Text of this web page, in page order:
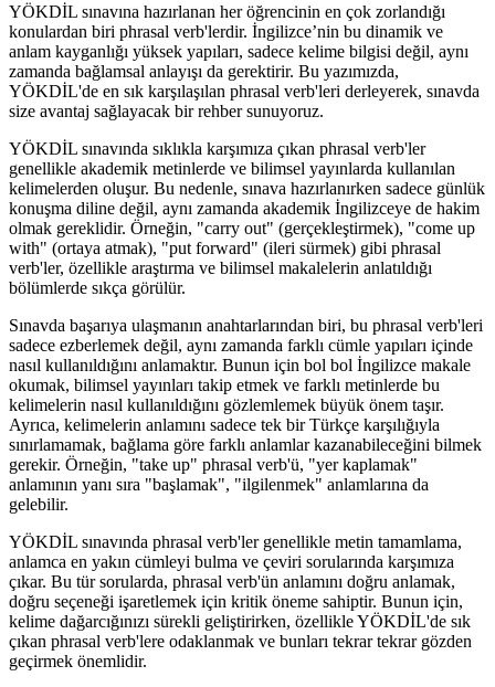
YÖKDİL sınavına hazırlanan her öğrencinin en çok zorlandığı
konulardan biri phrasal verb'lerdir. İngilizce’nin bu dinamik ve
anlam kayganlığı yüksek yapıları, sadece kelime bilgisi değil, aynı
zamanda bağlamsal anlayışı da gerektirir. Bu yazımızda,
YÖKDİL'de en sık karşılaşılan phrasal verb'leri derleyerek, sınavda
size avantaj sağlayacak bir rehber sunuyoruz.
YÖKDİL sınavında sıklıkla karşımıza çıkan phrasal verb'ler
genellikle akademik metinlerde ve bilimsel yayınlarda kullanılan
kelimelerden oluşur. Bu nedenle, sınava hazırlanırken sadece günlük
konuşma diline değil, aynı zamanda akademik İngilizceye de hakim
olmak gereklidir. Örneğin, "carry out" (gerçekleştirmek), "come up
with" (ortaya atmak), "put forward" (ileri sürmek) gibi phrasal
verb'ler, özellikle araştırma ve bilimsel makalelerin anlatıldığı
bölümlerde sıkça görülür.
Sınavda başarıya ulaşmanın anahtarlarından biri, bu phrasal verb'leri
sadece ezberlemek değil, aynı zamanda farklı cümle yapıları içinde
nasıl kullanıldığını anlamaktır. Bunun için bol bol İngilizce makale
okumak, bilimsel yayınları takip etmek ve farklı metinlerde bu
kelimelerin nasıl kullanıldığını gözlemlemek büyük önem taşır.
Ayrıca, kelimelerin anlamını sadece tek bir Türkçe karşılığıyla
sınırlamamak, bağlama göre farklı anlamlar kazanabileceğini bilmek
gerekir. Örneğin, "take up" phrasal verb'ü, "yer kaplamak"
anlamının yanı sıra "başlamak", "ilgilenmek" anlamlarına da
gelebilir.
YÖKDİL sınavında phrasal verb'ler genellikle metin tamamlama,
anlamca en yakın cümleyi bulma ve çeviri sorularında karşımıza
çıkar. Bu tür sorularda, phrasal verb'ün anlamını doğru anlamak,
doğru seçeneği işaretlemek için kritik öneme sahiptir. Bunun için,
kelime dağarcığınızı sürekli geliştirirken, özellikle YÖKDİL'de sık
çıkan phrasal verb'lere odaklanmak ve bunları tekrar tekrar gözden
geçirmek önemlidir.